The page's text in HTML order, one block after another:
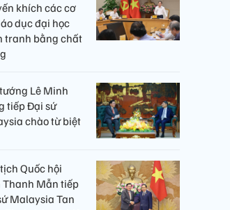
khích các cơ
dục đại học
tranh bằng chất
Lê Minh
tiếp Đại sứ
chào từ biệt
Quốc hội
Thanh Mẫn tiếp
Malaysia Tan